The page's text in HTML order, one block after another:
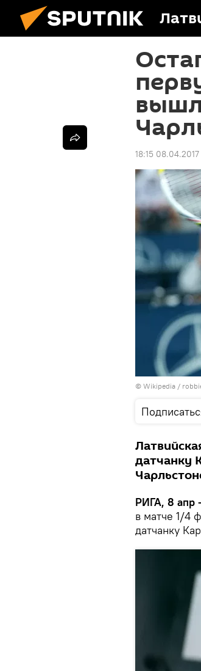
18:15 08.04.2017
© Wikipedia /
датчанку
РИГА, 8 апр
в матче 1/4
датчанку